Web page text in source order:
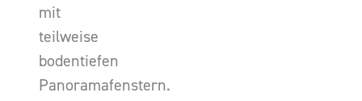
mit
teilweise
bodentiefen
Panoramafenstern.